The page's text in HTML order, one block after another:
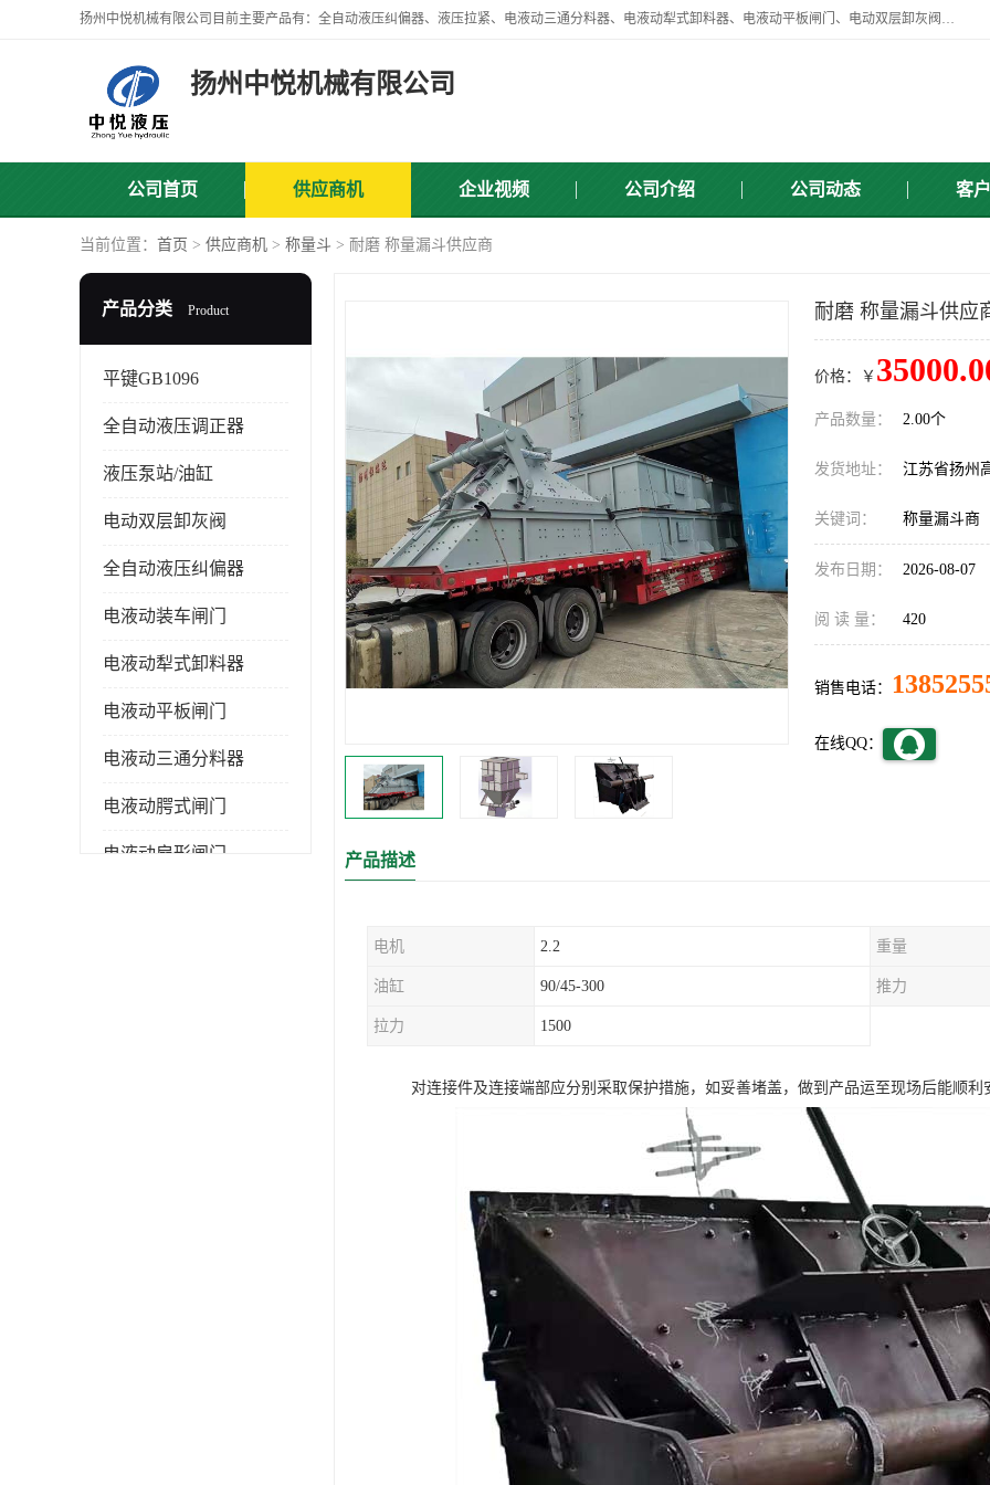
扬州中悦机械有限公司目前主要产品有：全自动液压纠偏器、液压拉紧、电液动三通分料器、电液动犁式卸料器、电液动平板闸门、电动双层卸灰阀、标准件、紧固件、液压泵站、新型电液推杆、皮带全自动液压调正器等，以及除尘通风类百余种产品系列。产品广泛适用于矿山、电力、煤矿、冶金、交通、化工、水利等行业。
扬州中悦机械有限公司
公司首页 供应商机 企业视频 公司介绍 公司动态 客
当前位置： 首页 > 供应商机 > 称量斗 > 耐磨 称量漏斗供应商
产品分类 Product
平键GB1096
全自动液压调正器
液压泵站/油缸
电动双层卸灰阀
全自动液压纠偏器
电液动装车闸门
电液动犁式卸料器
电液动平板闸门
电液动三通分料器
电液动腭式闸门
电液动扇形闸门
耐磨 称量漏斗供应
价格：￥
产品数量： 2.00个
发货地址： 江苏省扬州
关键词： 称量漏斗商
发布日期： 2026-08-07
阅 读 量： 420
销售电话：
在线QQ：
产品描述
电机 2.2 重量
油缸 90/45-300 推力
拉力 1500
对连接件及连接端部应分别采取保护措施，如妥善堵盖，做到产品运至现场后能顺利